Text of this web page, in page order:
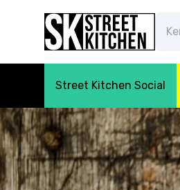
Street Kitchen Social